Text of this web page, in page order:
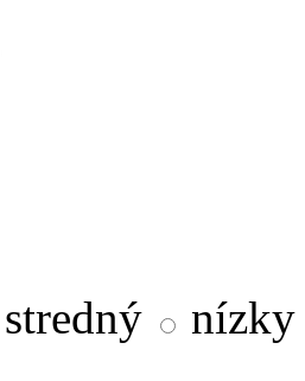
stredný
nízky